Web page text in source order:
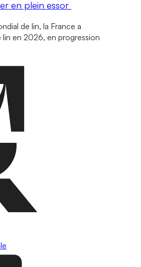
en plein essor
de lin, la France a
en 2026, en progression